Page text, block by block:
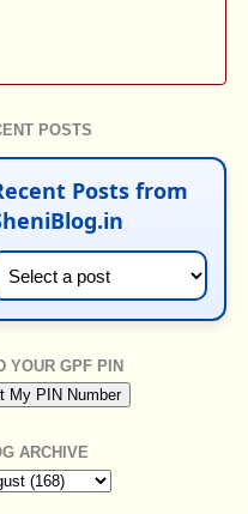
POSTS
Posts from
YOUR GPF PIN
ARCHIVE